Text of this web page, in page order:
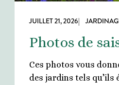
JUILLET 21, 2026|
Photos de
Ces photos vous
des jardins tels qu’ils